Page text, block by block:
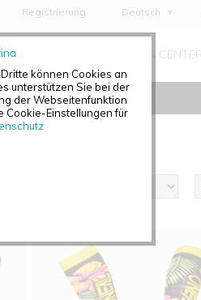
können Cookies an
unterstützen Sie bei der
der Webseitenfunktion
Cookie-Einstellungen für
Registrierung
Deutsch
English
Italiano
Español
MEDIA CENTER